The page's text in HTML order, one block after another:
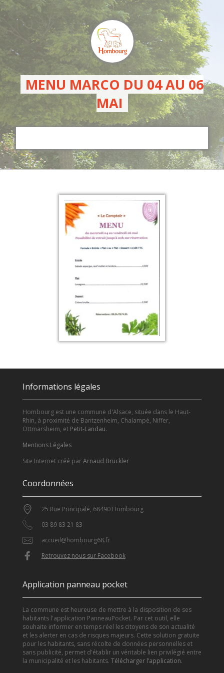
MENU MARCO DU 04 AU 06
MAI
Informations légales
Hombourg est une commune d'Alsace, située dans le Haut-
Rhin, à proximité de Bantzenheim, Chalampé, Niffer,
Ottmarsheim, et Petit-Landau.
Mentions Légales
Site Internet créé parArnaud Bruckler
Coordonnées
25 Rue Principale, 68490 Hombourg
03 89 83 21 83
accueil@hombourg68.fr
Retrouvez nous sur Facebook
Application panneau pocket
La commune est heureuse de mettre à la disposition de ses
habitants l'application PanneauPocket. Par cet outil, elle
souhaite informer en temps réel les citoyens de son actualité
et les alerter en cas de risques majeurs. Cette solution gratuite
pour les habitants, sans récolte de données personnelles et
sans publicité, permet d'établir un véritable lien privilégié entre
la municipalité et les habitants. Télécharger l’application.